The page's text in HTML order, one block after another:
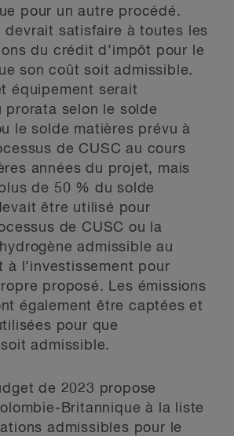
pour un autre procédé.
devrait satisfaire à toutes les
du crédit d’impôt pour le
son coût soit admissible.
équipement serait
prorata selon le solde
le solde matières prévu à
de CUSC au cours
années du projet, mais
de 50 % du solde
être utilisé pour
de CUSC ou la
admissible au
à l’investissement pour
proposé. Les émissions
également être captées et
pour que
soit admissible.
de 2023 propose
Britannique à la liste
admissibles pour le